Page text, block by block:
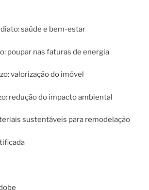
saúde e bem-estar
poupar nas faturas de energia
valorização do imóvel
redução do impacto ambiental
sustentáveis para remodelação